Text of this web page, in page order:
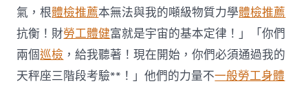
氣，根體檢推薦本無法與我的噸級物質力學體檢推薦
抗衡！財勞工體健富就是宇宙的基本定律！」「你們
兩個巡檢 ，給我聽著！現在開始，你們必須通過我的
天秤座三階段考驗**！」他們的力量不一般勞工身體